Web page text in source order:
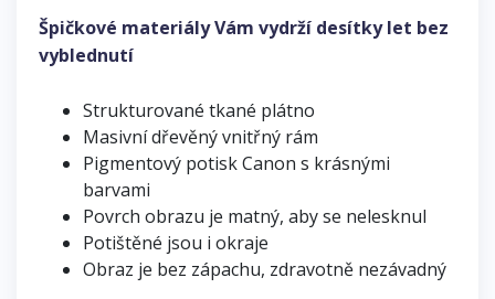
Špičkové materiály Vám vydrží desítky let bez
vyblednutí
Strukturované tkané plátno
Masivní dřevěný vnitřný rám
Pigmentový potisk Canon s krásnými
barvami
Povrch obrazu je matný, aby se nelesknul
Potištěné jsou i okraje
Obraz je bez zápachu, zdravotně nezávadný